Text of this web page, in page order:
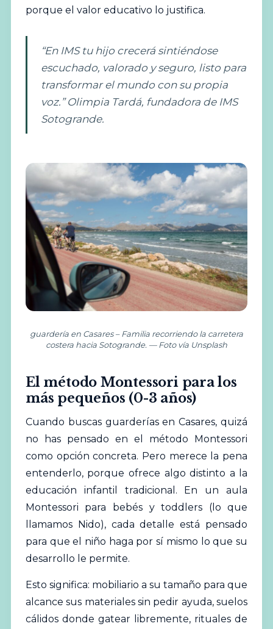
porque el valor educativo lo justifica.
“En IMS tu hijo crecerá sintiéndose
escuchado, valorado y seguro, listo para
transformar el mundo con su propia
voz.” Olimpia Tardá, fundadora de IMS
Sotogrande.
guardería en Casares – Familia recorriendo la carretera
costera hacia Sotogrande. — Foto vía Unsplash
El método Montessori para los
más pequeños (0-3 años)
Cuando buscas guarderías en Casares, quizá
no has pensado en el método Montessori
como opción concreta. Pero merece la pena
entenderlo, porque ofrece algo distinto a la
educación infantil tradicional. En un aula
Montessori para bebés y toddlers (lo que
llamamos Nido), cada detalle está pensado
para que el niño haga por sí mismo lo que su
desarrollo le permite.
Esto significa: mobiliario a su tamaño para que
alcance sus materiales sin pedir ayuda, suelos
cálidos donde gatear libremente, rituales de